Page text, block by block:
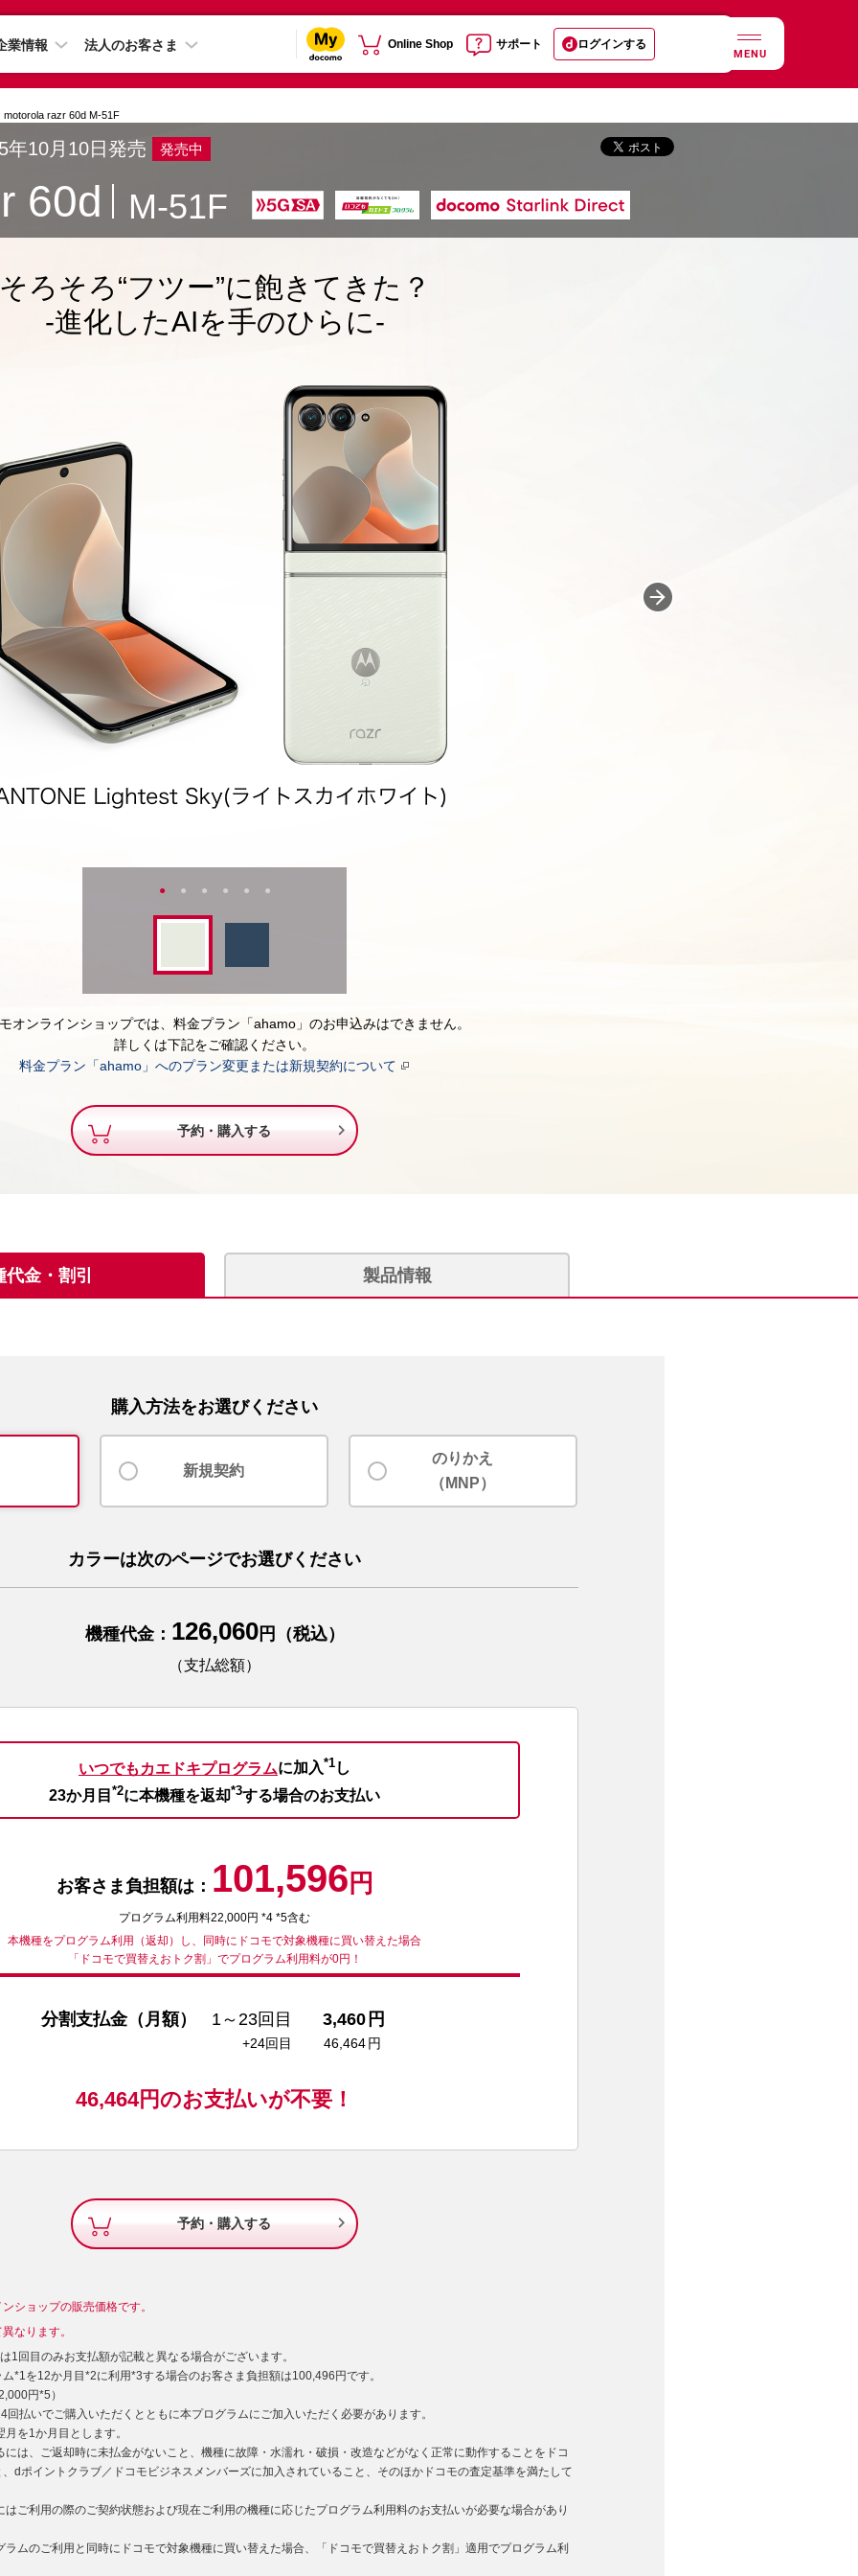
業情報 法人のお客さま Online Shop サポート ログインする
MENU
motorola razr 60d M-51F
年10月10日発売 発売中
60d M-51F
ろそろ“フツー”に飽きてきた？
-進化したAIを手のひらに-
オンラインショップでは、料金プラン「ahamo」のお申込みはできません。
詳しくは下記をご確認ください。
料金プラン「ahamo」へのプラン変更または新規契約について
予約・購入する 
代金・割引 製品情報
購入方法をお選びください
新規契約
のりかえ
（MNP）
カラーは次のページでお選びください
機種代金： 126,060円（税込）
（支払総額）
いつでもカエドキプログラムに加入*1 し
23か月目 *2に本機種を返却*3する場合のお支払い
お客さま負担額は： 101,596 円
プログラム利用料22,000円 *4 *5含む
本機種をプログラム利用（返却）し、同時にドコモで対象機種に買い替えた場合
「ドコモで買替えおトク割」でプログラム利用料が0円！
分割支払金（月額） 1～23回目 3,460 円
+24回目 46,464 円
46,464円のお支払いが不要！
予約・購入する 
ショップの販売価格です。
なります。
1回目のみお支払額が記載と異なる場合がございます。
*1を12か月目*2に利用*3する場合のお客さま負担額は100,496円です。
円*5）
回払いでご購入いただくとともに本プログラムにご加入いただく必要があります。
を1か月目とします。
は、ご返却時に未払金がないこと、機種に故障・水濡れ・破損・改造などがなく正常に動作することをドコ
dポイントクラブ／ドコモビジネスメンバーズに加入されていること、そのほかドコモの査定基準を満たして
ご利用の際のご契約状態および現在ご利用の機種に応じたプログラム利用料のお支払いが必要な場合があり
ムのご利用と同時にドコモで対象機種に買い替えた場合、「ドコモで買替えおトク割」適用でプログラム利